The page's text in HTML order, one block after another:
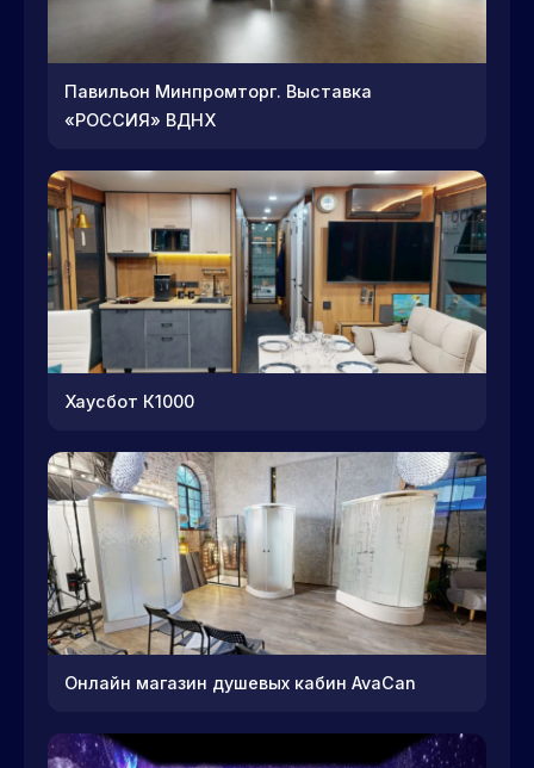
Павильон Минпромторг. Выставка
«РОССИЯ» ВДНХ
Хаусбот К1000
Онлайн магазин душевых кабин AvaCan